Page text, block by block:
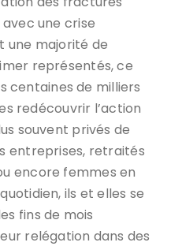
une crise
une majorité de
représentés, ce
centaines de milliers
redécouvrir l’action
souvent privés de
entreprises, retraités
encore femmes en
ils et elles se
fins de mois
relégation dans des